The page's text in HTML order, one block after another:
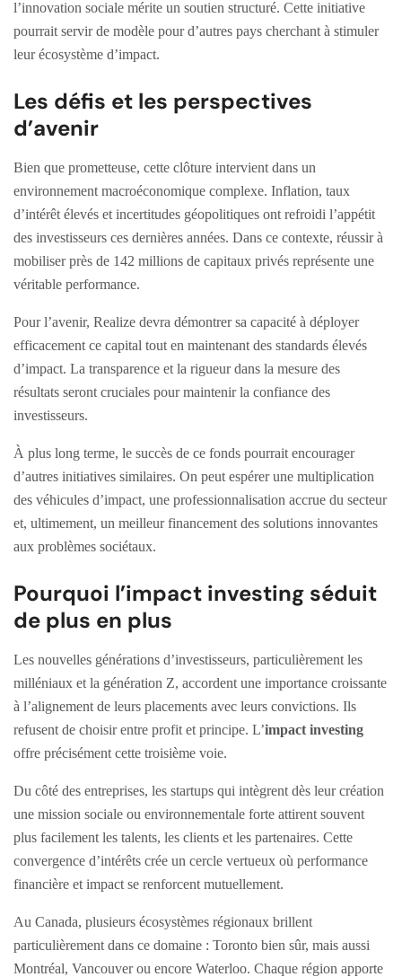
l’innovation sociale mérite un soutien structuré. Cette initiative
pourrait servir de modèle pour d’autres pays cherchant à stimuler
leur écosystème d’impact.
Les défis et les perspectives
d’avenir
Bien que prometteuse, cette clôture intervient dans un
environnement macroéconomique complexe. Inflation, taux
d’intérêt élevés et incertitudes géopolitiques ont refroidi l’appétit
des investisseurs ces dernières années. Dans ce contexte, réussir à
mobiliser près de 142 millions de capitaux privés représente une
véritable performance.
Pour l’avenir, Realize devra démontrer sa capacité à déployer
efficacement ce capital tout en maintenant des standards élevés
d’impact. La transparence et la rigueur dans la mesure des
résultats seront cruciales pour maintenir la confiance des
investisseurs.
À plus long terme, le succès de ce fonds pourrait encourager
d’autres initiatives similaires. On peut espérer une multiplication
des véhicules d’impact, une professionnalisation accrue du secteur
et, ultimement, un meilleur financement des solutions innovantes
aux problèmes sociétaux.
Pourquoi l’impact investing séduit
de plus en plus
Les nouvelles générations d’investisseurs, particulièrement les
milléniaux et la génération Z, accordent une importance croissante
à l’alignement de leurs placements avec leurs convictions. Ils
refusent de choisir entre profit et principe. L’impact investing
offre précisément cette troisième voie.
Du côté des entreprises, les startups qui intègrent dès leur création
une mission sociale ou environnementale forte attirent souvent
plus facilement les talents, les clients et les partenaires. Cette
convergence d’intérêts crée un cercle vertueux où performance
financière et impact se renforcent mutuellement.
Au Canada, plusieurs écosystèmes régionaux brillent
particulièrement dans ce domaine : Toronto bien sûr, mais aussi
Montréal, Vancouver ou encore Waterloo. Chaque région apporte